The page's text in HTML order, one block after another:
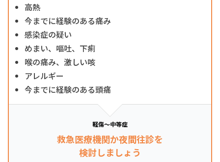
高熱
今までに経験のある痛み
感染症の疑い
めまい、嘔吐、下痢
喉の痛み、激しい咳
アレルギー
今までに経験のある頭痛
軽傷～中等症
救急医療機関か夜間往診を
検討しましょう